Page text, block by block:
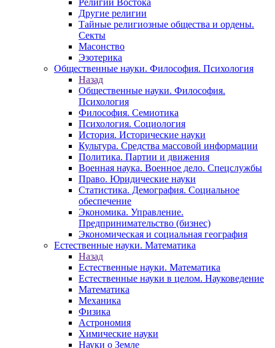
Религии Востока
Другие религии
Тайные религиозные общества и ордены.
Секты
Масонство
Эзотерика
Общественные науки. Философия. Психология
Назад
Общественные науки. Философия.
Психология
Философия. Семиотика
Психология. Социология
История. Исторические науки
Культура. Средства массовой информации
Политика. Партии и движения
Военная наука. Военное дело. Спецслужбы
Право. Юридические науки
Статистика. Демография. Социальное
обеспечение
Экономика. Управление.
Предпринимательство (бизнес)
Экономическая и социальная география
Естественные науки. Математика
Назад
Естественные науки. Математика
Естественные науки в целом. Науковедение
Математика
Механика
Физика
Астрономия
Химические науки
Науки о Земле